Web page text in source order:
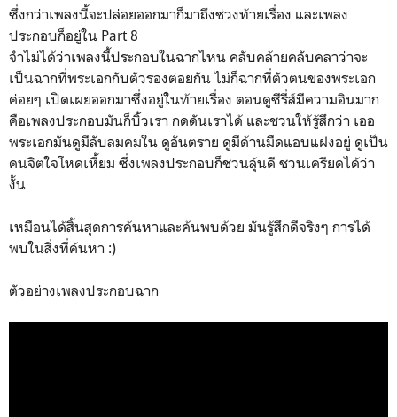
ซึ่งกว่าเพลงนี้จะปล่อยออกมาก็มาถึงช่วงท้ายเรื่อง และเพลง
ประกอบก็อยู่ใน Part 8
จำไม่ได้ว่าเพลงนี้ประกอบในฉากไหน คลับคล้ายคลับคลาว่าจะ
เป็นฉากที่พระเอกกับตัวรองต่อยกัน ไม่ก็ฉากที่ตัวตนของพระเอก
ค่อยๆ เปิดเผยออกมาซึ่งอยู่ในท้ายเรื่อง ตอนดูซีรี่ส์มีความอินมาก
คือเพลงประกอบมันก็บิ้วเรา กดดันเราได้ และชวนให้รู้สึกว่า เออ
พระเอกมันดูมีลับลมคมใน ดูอันตราย ดูมีด้านมืดแอบแฝงอยู่ ดูเป็น
คนจิตใจโหดเหี้ยม ซึ่งเพลงประกอบก็ชวนลุ้นดี ชวนเครียดได้ว่า
งั้น
เหมือนได้สิ้นสุดการค้นหาและค้นพบด้วย มันรู้สึกดีจริงๆ การได้
พบในสิ่งที่ค้นหา :)
ตัวอย่างเพลงประกอบฉาก